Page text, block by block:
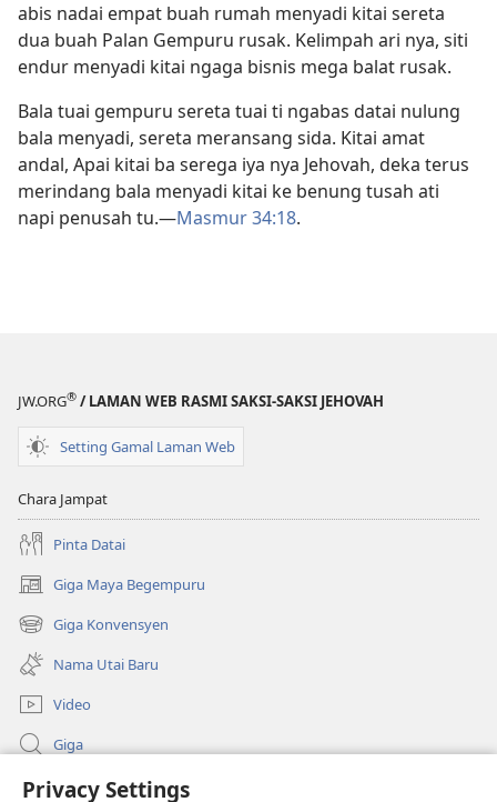
Privacy Settings
abis nadai empat buah rumah menyadi kitai sereta
dua buah Palan Gempuru rusak. Kelimpah ari nya, siti
endur menyadi kitai ngaga bisnis mega balat rusak.
Bala tuai gempuru sereta tuai ti ngabas datai nulung
bala menyadi, sereta meransang sida. Kitai amat
andal, Apai kitai ba serega iya nya Jehovah, deka terus
merindang bala menyadi kitai ke benung tusah ati
napi penusah tu.—Masmur 34:18.
JW.ORG® / LAMAN WEB RASMI SAKSI-SAKSI JEHOVAH
Setting Gamal Laman Web
Chara Jampat
Pinta Datai
Giga Maya Begempuru
(opens
new
window)
Giga Konvensyen
(opens
new
window)
Nama Utai Baru
Video
Giga
Penerang Global